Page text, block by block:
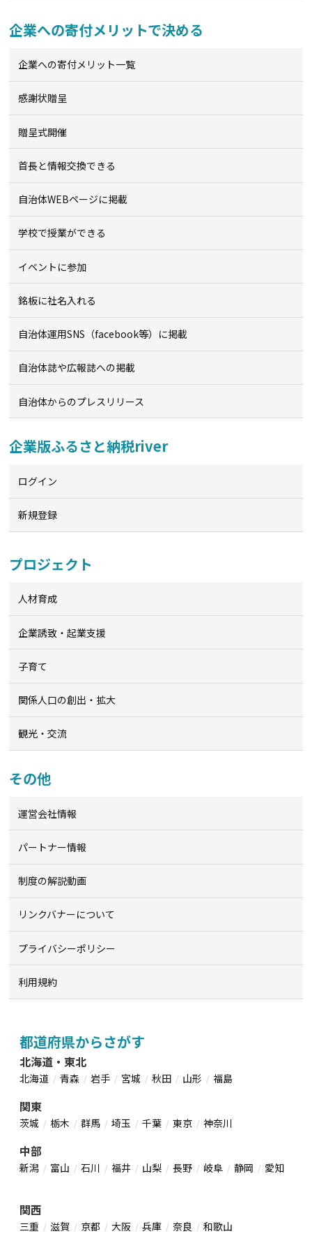
企業への寄付メリットで決める
企業への寄付メリット一覧
感謝状贈呈
贈呈式開催
首長と情報交換できる
自治体WEBページに掲載
学校で授業ができる
イベントに参加
銘板に社名入れる
自治体運用SNS（facebook等）に掲載
自治体誌や広報誌への掲載
自治体からのプレスリリース
企業版ふるさと納税river
ログイン
新規登録
プロジェクト
人材育成
企業誘致・起業支援
子育て
関係人口の創出・拡大
観光・交流
その他
運営会社情報
パートナー情報
制度の解説動画
リンクバナーについて
プライバシーポリシー
利用規約
都道府県からさがす
北海道・東北
北海道 青森 岩手 宮城 秋田 山形 福島
関東
茨城 栃木 群馬 埼玉 千葉 東京 神奈川
中部
新潟 富山 石川 福井 山梨 長野 岐阜 静岡 愛知
関西
三重 滋賀 京都 大阪 兵庫 奈良 和歌山